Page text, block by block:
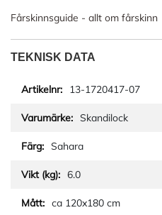
Fårskinnsguide - allt om fårskinn
TEKNISK DATA
13-1720417-07
Skandilock
Sahara
6.0
ca 120x180 cm